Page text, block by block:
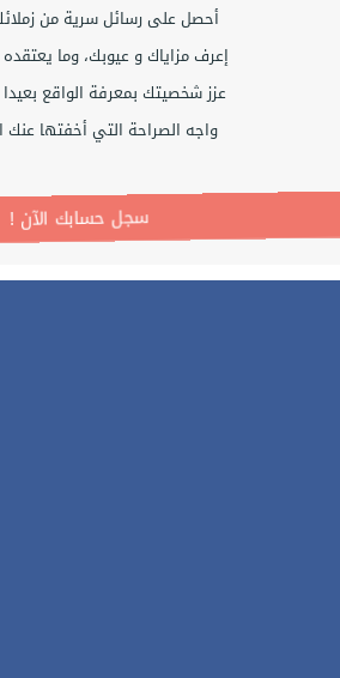
أحصل على رسائل سرية من
إعرف مزاياك و عيوبك، وما
عزز شخصيتك بمعرفة الواقع
واجه الصراحة التي أخفتها عنك
! سجل حسابك الآن